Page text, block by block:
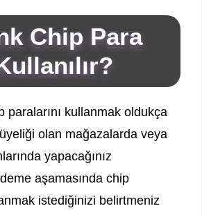
Chip Para
paralarını kullanmak oldukça
olan mağazalarda veya
yapacağınız
aşamasında chip
istediğinizi belirtmeniz